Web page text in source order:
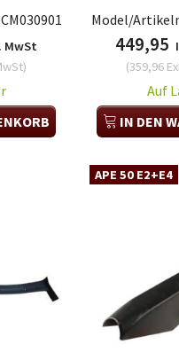
CM030901
MwSt
)
Model/
449,95
(359,96
Auf
IN DEN
APE 50 E2+E4